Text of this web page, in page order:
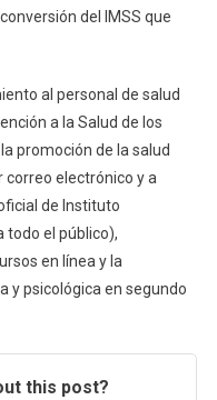
del IMSS que
al personal de salud
a la Salud de los
promoción de la salud
electrónico y a
de Instituto
todo el público),
en línea y la
y psicológica en segundo
this post?